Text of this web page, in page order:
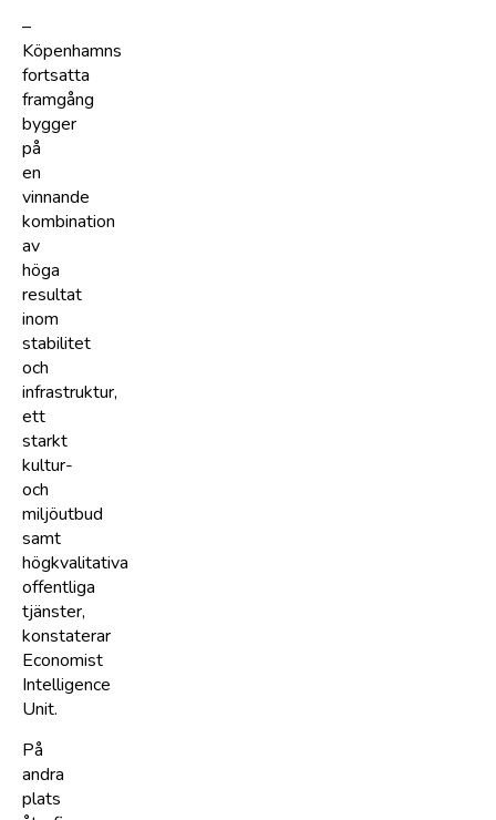
–
Köpenhamns
fortsatta
framgång
bygger
på
en
vinnande
kombination
av
höga
resultat
inom
stabilitet
och
infrastruktur,
ett
starkt
kultur-
och
miljöutbud
samt
högkvalitativa
offentliga
tjänster,
konstaterar
Economist
Intelligence
Unit.
På
andra
plats